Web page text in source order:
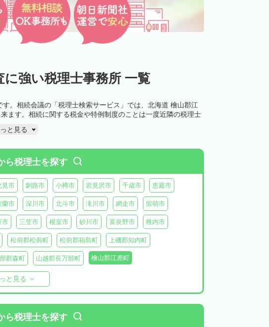
強い税理士事務所 一覧
。相続会議の「税理士検索サービス」では、北海道 檜山郡江
ます。相続に関する税金や特例制度のことは一度近隣の税理士
と見る
ら税理士を探す
見市 釧路市 小樽市 岩見沢市 千歳市 恵庭市
蘭市 深川市 北斗市 滝川市 網走市 留萌市
市 三笠市 根室市 砂川市 富良野市 稚内市
松前郡松前町 松前郡福島町 上磯郡知内町
郡森町 山越郡長万部町 檜山郡江差町
奥尻郡奥尻町
郡蘭越町 虻田郡ニセコ町 虻田郡倶知安町
虻田郡京極町 虻田郡豊浦町
と見る
ら税理士を探す